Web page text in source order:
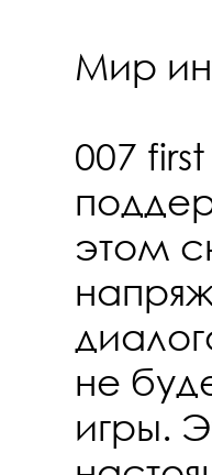
Мир
007
этом
не
игры.